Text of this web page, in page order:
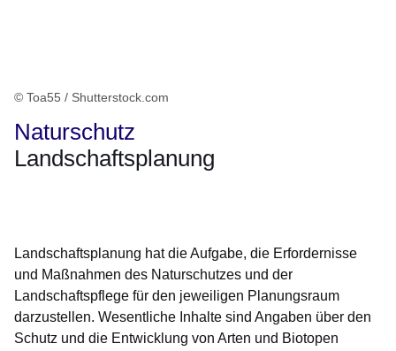
© Toa55 / Shutterstock.com
Naturschutz
Landschaftsplanung
Landschaftsplanung hat die Aufgabe, die Erfordernisse
und Maßnahmen des Naturschutzes und der
Landschaftspflege für den jeweiligen Planungsraum
darzustellen. Wesentliche Inhalte sind Angaben über den
Schutz und die Entwicklung von Arten und Biotopen